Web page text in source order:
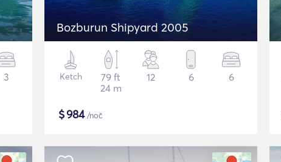
3
Bozburun Shipyard 2005
Ketch
79 ft
24 m
12 6 6
$984/noč